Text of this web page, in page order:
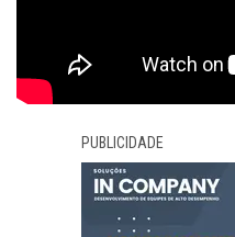
PUBLICIDADE